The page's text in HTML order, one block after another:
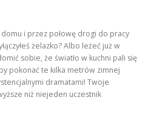
domu i przez połowę drogi do pracy
żelazko? Albo leżeć już w
sobie, że światło w kuchni pali się
pokonać te kilka metrów zimnej
dramatami! Twoje
niż niejeden uczestnik